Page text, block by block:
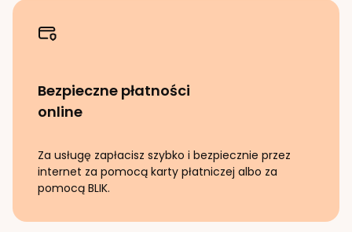
Bezpieczne płatności
online
Za usługę zapłacisz szybko i bezpiecznie przez
internet za pomocą karty płatniczej albo za
pomocą BLIK.